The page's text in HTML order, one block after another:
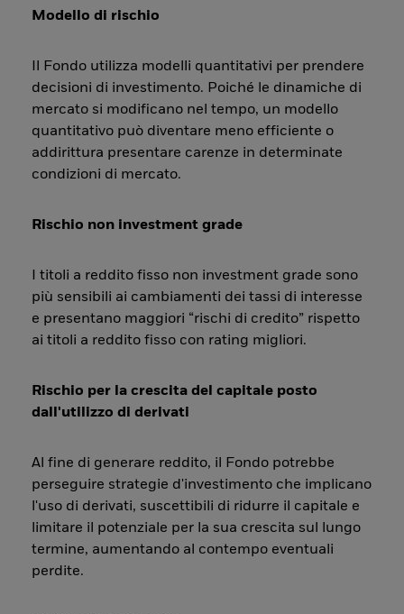
Modello di rischio
Il Fondo utilizza modelli quantitativi per prendere
decisioni di investimento. Poiché le dinamiche di
mercato si modificano nel tempo, un modello
quantitativo può diventare meno efficiente o
addirittura presentare carenze in determinate
condizioni di mercato.
Rischio non investment grade
I titoli a reddito fisso non investment grade sono
più sensibili ai cambiamenti dei tassi di interesse
e presentano maggiori “rischi di credito” rispetto
ai titoli a reddito fisso con rating migliori.
Rischio per la crescita del capitale posto
dall'utilizzo di derivati
Al fine di generare reddito, il Fondo potrebbe
perseguire strategie d'investimento che implicano
l'uso di derivati, suscettibili di ridurre il capitale e
limitare il potenziale per la sua crescita sul lungo
termine, aumentando al contempo eventuali
perdite.